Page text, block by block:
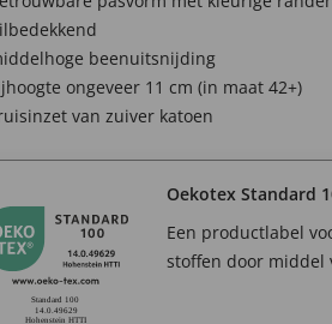
beenuitsnijding
ongeveer 11 cm (in maat 42+)
van zuiver katoen
Oekotex Standard
Een productlabel
stoffen door middel